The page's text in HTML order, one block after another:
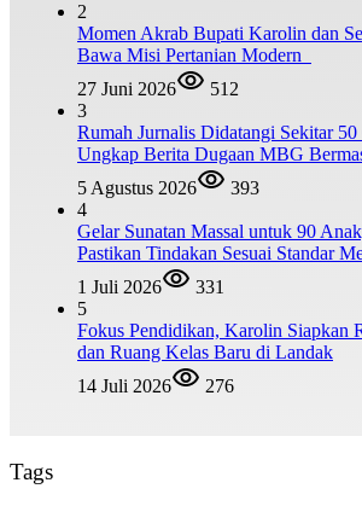
2
Momen Akrab Bupati Karolin dan
Bawa Misi Pertanian Modern
27 Juni 2026
512
3
Rumah Jurnalis Didatangi Sekitar
Ungkap Berita Dugaan MBG
5 Agustus 2026
393
4
Gelar Sunatan Massal untuk 90
Pastikan Tindakan Sesuai Standar
1 Juli 2026
331
5
Fokus Pendidikan, Karolin Siapkan
dan Ruang Kelas Baru di Landak
14 Juli 2026
276
Tags